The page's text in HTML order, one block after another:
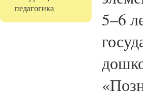
педагогика
5–6